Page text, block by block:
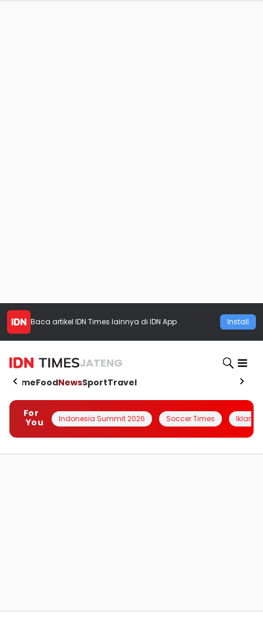
Baca artikel IDN Times lainnya di IDN App Install
JATENG
HomeFoodNewsSportTravel
For
You
Indonesia Summit 2026 Soccer Times Iklanin